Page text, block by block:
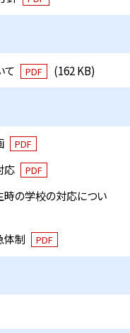
て PDF (162 KB)
PDF
応 PDF
の学校の対応につい
体制 PDF